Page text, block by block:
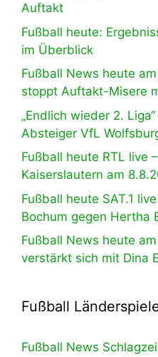
Auftakt
Fußball heute:
im Überblick
Fußball News heute
stoppt Auftakt-Misere
„Endlich wieder 2.
Absteiger VfL
Fußball heute RTL live
Kaiserslautern am
Fußball heute SAT.1
Bochum gegen Hertha
Fußball News heute
verstärkt sich mit Dina
Fußball
Fußball News